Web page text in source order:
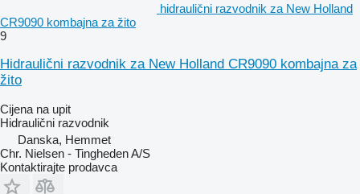
hidraulični razvodnik za New Holland
CR9090 kombajna za žito
9
Hidraulični razvodnik za New Holland CR9090 kombajna za
žito
Cijena na upit
Hidraulični razvodnik
Danska, Hemmet
Chr. Nielsen - Tingheden A/S
Kontaktirajte prodavca